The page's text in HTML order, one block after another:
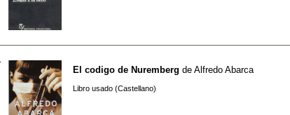
El codigo de Nuremberg de Alfredo Abarca
Libro usado (Castellano)